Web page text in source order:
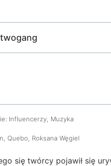
Influencerzy, Muzyka
Quebo Roksana Węgiel
się twórcy pojawił się